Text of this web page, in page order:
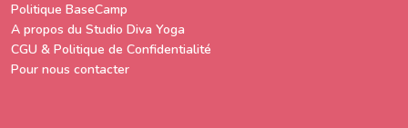
Politique BaseCamp
A propos du Studio Diva Yoga
CGU & Politique de Confidentialité
Pour nous contacter